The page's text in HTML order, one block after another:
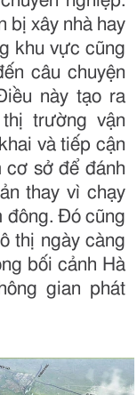
bị xây nhà hay
khu vực cũng
câu chuyện
này tạo ra
trường vận
và tiếp cận
cơ sở để đánh
thay vì chạy
đông. Đó cũng
thị ngày càng
bối cảnh Hà
gian phát